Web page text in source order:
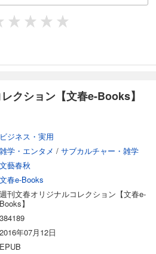
クション【文春e-Books】
ビジネス・実用
雑学・エンタメ / サブカルチャー・雑学
文藝春秋
文春e-Books
週刊文春オリジナルコレクション【文春e-
Books】
384189
2016年07月12日
EPUB